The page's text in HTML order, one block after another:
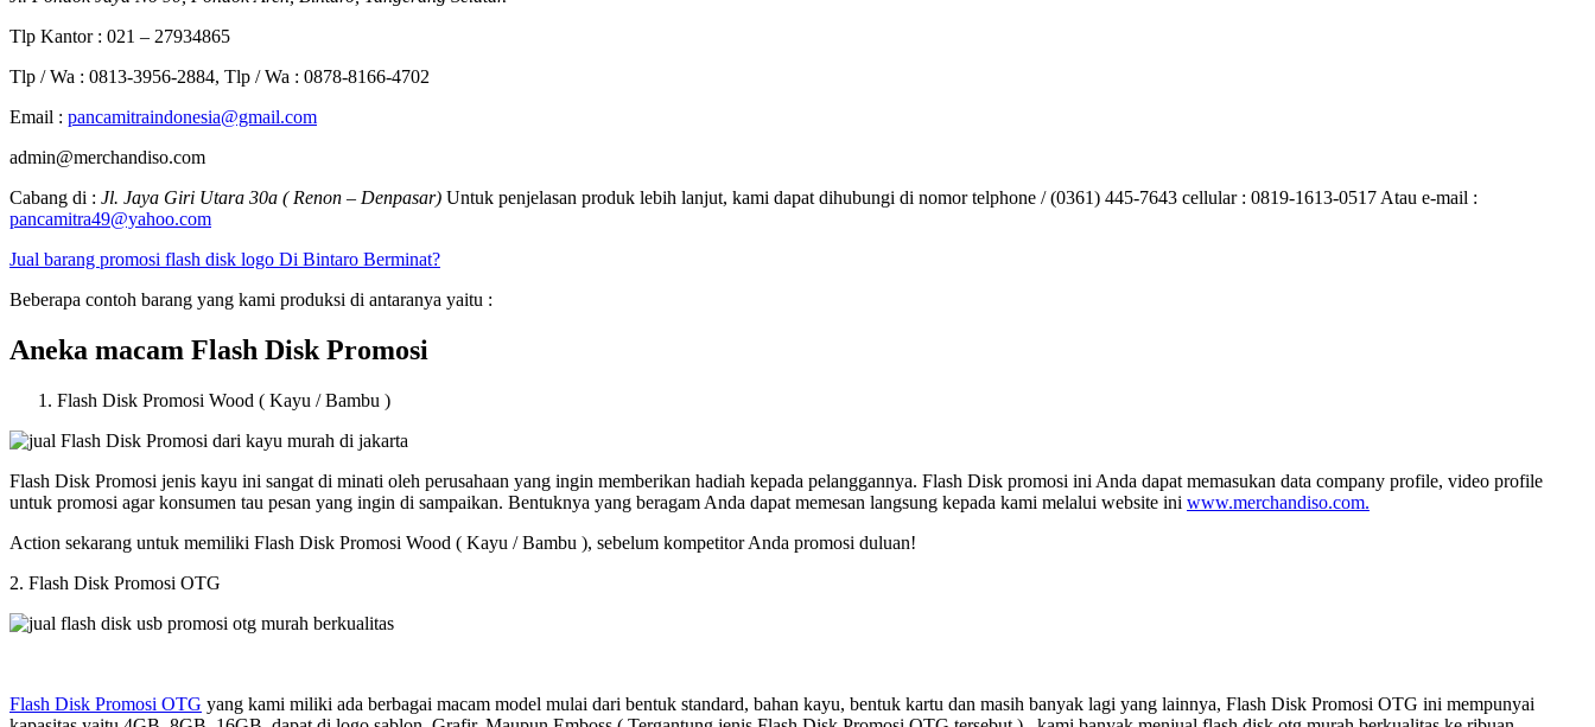
Tlp Kantor : 021 – 27934865
Tlp / Wa : 0813-3956-2884, Tlp / Wa : 0878-8166-4702
Email : pancamitraindonesia@gmail.com
admin@merchandiso.com
Cabang di : Jl. Jaya Giri Utara 30a ( Renon – Denpasar) Untuk penjelasan produk lebih lanjut, kami dapat dihubungi di nomor telphone / (0361) 445-7643 cellular : 0819-1613-0517 Atau e-mail :
pancamitra49@yahoo.com
Jual barang promosi flash disk logo Di Bintaro Berminat?
Beberapa contoh barang yang kami produksi di antaranya yaitu :
Aneka macam Flash Disk Promosi
Flash Disk Promosi Wood ( Kayu / Bambu )
Flash Disk Promosi jenis kayu ini sangat di minati oleh perusahaan yang ingin memberikan hadiah kepada pelanggannya. Flash Disk promosi ini Anda dapat memasukan data company profile, video profile
untuk promosi agar konsumen tau pesan yang ingin di sampaikan. Bentuknya yang beragam Anda dapat memesan langsung kepada kami melalui website ini www.merchandiso.com.
Action sekarang untuk memiliki Flash Disk Promosi Wood ( Kayu / Bambu ), sebelum kompetitor Anda promosi duluan!
2. Flash Disk Promosi OTG
Flash Disk Promosi OTG yang kami miliki ada berbagai macam model mulai dari bentuk standard, bahan kayu, bentuk kartu dan masih banyak lagi yang lainnya, Flash Disk Promosi OTG ini mempunyai